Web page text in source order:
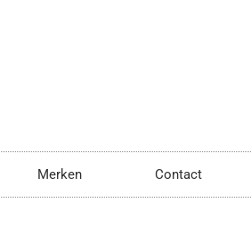
Merken Contact